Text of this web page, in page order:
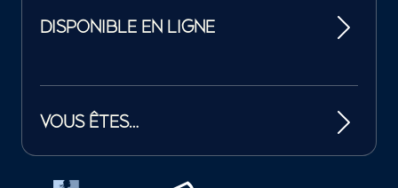
DISPONIBLE EN LIGNE
VOUS ÊTES…
Tutelles et mécènes de la Philharmonie de Paris